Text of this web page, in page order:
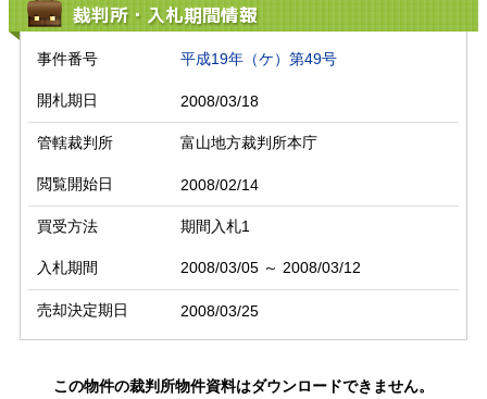
裁判所・入札期間情報
事件番号 平成19年（ケ）第49号
開札期日 2008/03/18
管轄裁判所 富山地方裁判所本庁
閲覧開始日 2008/02/14
買受方法 期間入札1
入札期間 2008/03/05 ～ 2008/03/12
売却決定期日 2008/03/25
この物件の裁判所物件資料はダウンロードできません。